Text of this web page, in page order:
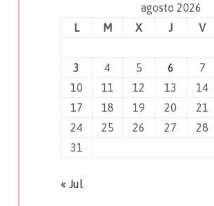
agosto 2026
L
M X J V
3
4 5 6 7
10
11 12 13 14
17
18 19 20 21
24
25 26 27 28
31
« Jul